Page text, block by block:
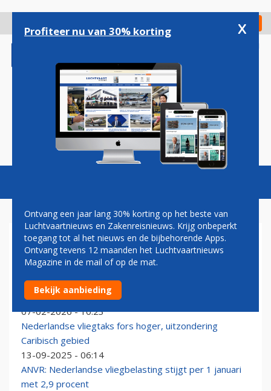
gaan
Check in
Magazine Podcasts Vacatures
VLIEGTAKS
Ryanair blijft tóch wel vliegen vanaf Charleroi, maar
houdt slag om de arm
07-02-2026 - 10:23
Nederlandse vliegtaks fors hoger, uitzondering
Caribisch gebied
13-09-2025 - 06:14
ANVR: Nederlandse vliegbelasting stijgt per 1 januari
met 2,9 procent
Profiteer nu van 30% korting x
Ontvang een jaar lang 30% korting op het beste van
Luchtvaartnieuws en Zakenreisnieuws. Krijg onbeperkt
toegang tot al het nieuws en de bijbehorende Apps.
Ontvang tevens 12 maanden het Luchtvaartnieuws
Magazine in de mail of op de mat.
Bekijk aanbieding